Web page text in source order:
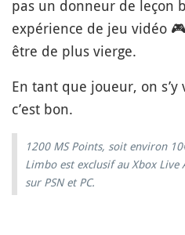
pas un donneur de leçon
expérience de jeu vidéo 🎮
être de plus vierge.
En tant que joueur, on s’y
c’est bon.
1200 MS Points, soit environ
Limbo est exclusif au Xbox
sur PSN et PC.